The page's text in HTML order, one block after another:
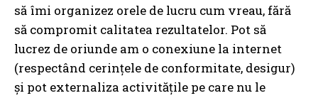
să îmi organizez orele de lucru cum vreau, fără
să compromit calitatea rezultatelor. Pot să
lucrez de oriunde am o conexiune la internet
(respectând cerințele de conformitate, desigur)
și pot externaliza activitățile pe care nu le